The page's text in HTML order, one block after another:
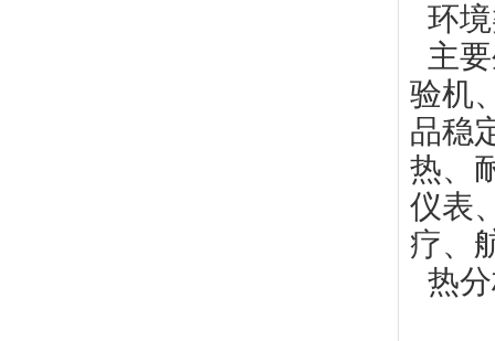
环
主
验机
品稳
热、
仪表
疗、
热